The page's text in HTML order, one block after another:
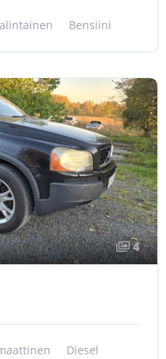
Bensiini
4
Diesel